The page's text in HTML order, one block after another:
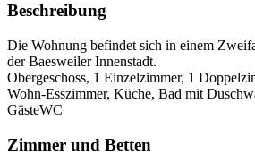
Beschreibung
Die Wohnung befindet sich in einem
der Baesweiler Innenstadt.
Obergeschoss, 1 Einzelzimmer, 1
Wohn-Esszimmer, Küche, Bad mit
GästeWC
Zimmer und Betten